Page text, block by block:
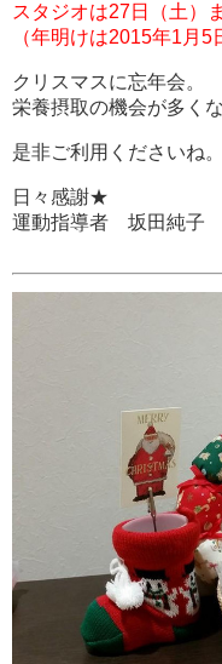
スタジオは27日（土）
（年明けは2015年1月5
クリスマスに忘年会。
栄養摂取の機会が多くな
是非ご利用くださいね。
日々感謝★
運動指導者 坂田純子